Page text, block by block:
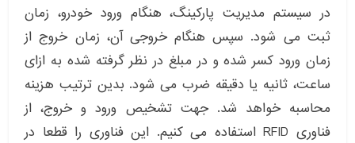
در سیستم مدیریت پارکینگ، هنگام ورود خودرو، زمان
ثبت می شود. سپس هنگام خروجی آن، زمان خروج از
زمان ورود کسر شده و در مبلغ در نظر گرفته شده به ازای
ساعت، ثانیه یا دقیقه ضرب می شود. بدین ترتیب هزینه
محاسبه خواهد شد. جهت تشخیص ورود و خروج، از
فناوری RFID استفاده می کنیم. این فناوری را قطعا در